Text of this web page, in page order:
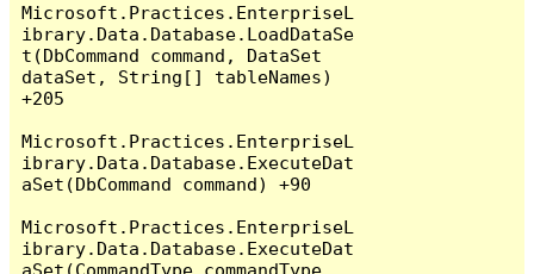
Microsoft.Practices.EnterpriseL
ibrary.Data.Database.LoadDataSe
t(DbCommand command, DataSet
dataSet, String[] tableNames)
+205
Microsoft.Practices.EnterpriseL
ibrary.Data.Database.ExecuteDat
aSet(DbCommand command) +90
Microsoft.Practices.EnterpriseL
ibrary.Data.Database.ExecuteDat
aSet(CommandType commandType,